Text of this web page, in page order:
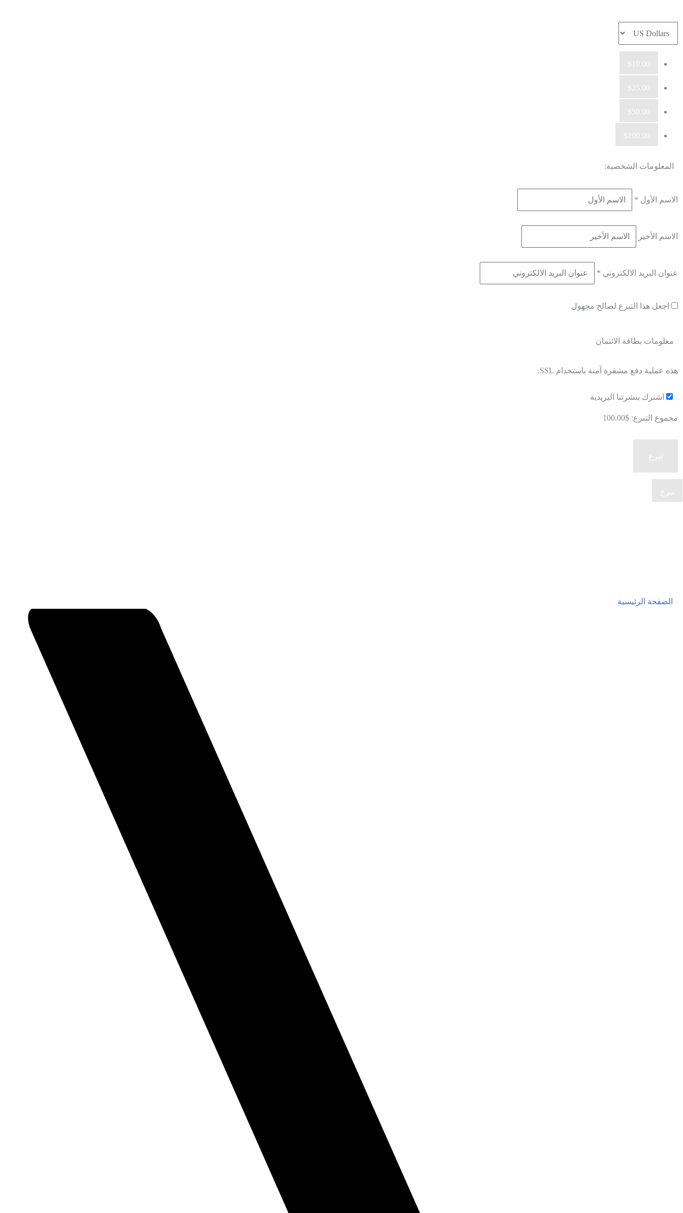
$10.00
$25.00
$50.00
$100.00
المعلومات الشخصية:
الاسم الأول *
الاسم الأخير
عنوان البريد الالكتروني *
اجعل هذا التبرع لصالح مجهول
معلومات بطاقة الائتمان
هذه عملية دفع مشفرة آمنة باستخدام SSL.
اشترك بنشرتنا البريدية
مجموع التبرع: $100.00
تبرع
الصفحة الرئيسية